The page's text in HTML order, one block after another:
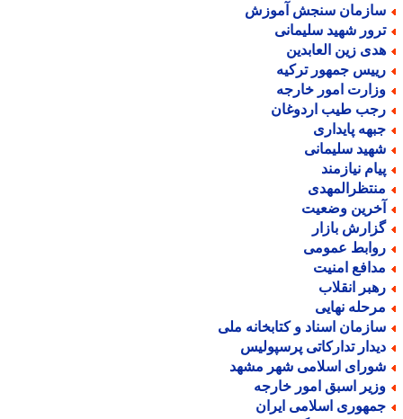
سنجش آموزش
شهید سلیمانی
زین العابدین
جمهور ترکیه
امور خارجه
طیب اردوغان
پایداری
سلیمانی
نیازمند
وضعیت
بازار
عمومی
امنیت
انقلاب
نهایی
اسناد و کتابخانه ملی
تدارکاتی پرسپولیس
اسلامی شهر مشهد
اسبق امور خارجه
اسلامی ایران